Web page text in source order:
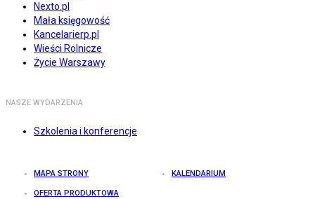
Nexto.pl
Mała księgowość
Kancelarierp.pl
Wieści Rolnicze
Życie Warszawy
NASZE WYDARZENIA
Szkolenia i konferencje
MAPA STRONY KALENDARIUM
OFERTA PRODUKTOWA